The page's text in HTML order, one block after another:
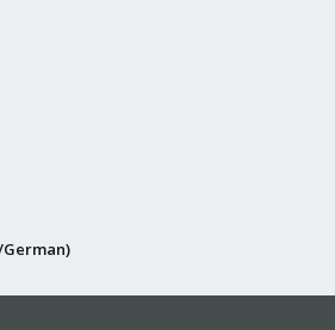
German)